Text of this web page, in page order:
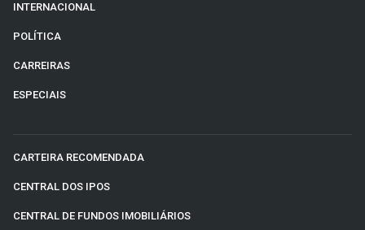
INTERNACIONAL
POLÍTICA
CARREIRAS
ESPECIAIS
CARTEIRA RECOMENDADA
CENTRAL DOS IPOS
CENTRAL DE FUNDOS IMOBILIÁRIOS